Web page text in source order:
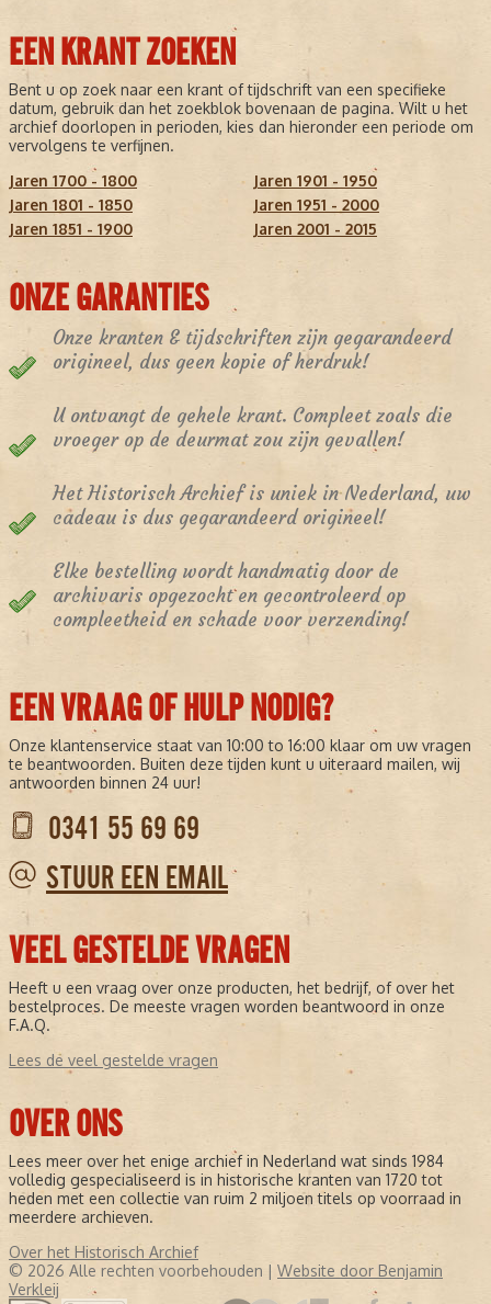
EEN KRANT ZOEKEN
Bent u op zoek naar een krant of tijdschrift van een specifieke
datum, gebruik dan het zoekblok bovenaan de pagina. Wilt u het
archief doorlopen in perioden, kies dan hieronder een periode om
vervolgens te verfijnen.
Jaren 1700 - 1800
Jaren 1801 - 1850
Jaren 1851 - 1900
Jaren 1901 - 1950
Jaren 1951 - 2000
Jaren 2001 - 2015
ONZE GARANTIES
Onze kranten & tijdschriften zijn gegarandeerd
origineel, dus geen kopie of herdruk!
U ontvangt de gehele krant. Compleet zoals die
vroeger op de deurmat zou zijn gevallen!
Het Historisch Archief is uniek in Nederland, uw
cadeau is dus gegarandeerd origineel!
Elke bestelling wordt handmatig door de
archivaris opgezocht en gecontroleerd op
compleetheid en schade voor verzending!
EEN VRAAG OF HULP NODIG?
Onze klantenservice staat van 10:00 to 16:00 klaar om uw vragen
te beantwoorden. Buiten deze tijden kunt u uiteraard mailen, wij
antwoorden binnen 24 uur!
0341 55 69 69
STUUR EEN EMAIL
VEEL GESTELDE VRAGEN
Heeft u een vraag over onze producten, het bedrijf, of over het
bestelproces. De meeste vragen worden beantwoord in onze
F.A.Q.
Lees de veel gestelde vragen
OVER ONS
Lees meer over het enige archief in Nederland wat sinds 1984
volledig gespecialiseerd is in historische kranten van 1720 tot
heden met een collectie van ruim 2 miljoen titels op voorraad in
meerdere archieven.
Over het Historisch Archief
© 2026 Alle rechten voorbehouden | Website door Benjamin
Verkleij